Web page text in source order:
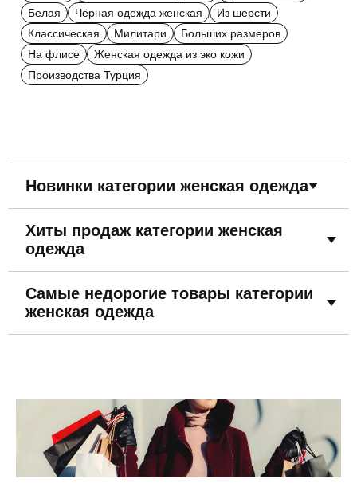
Белая
Чёрная одежда женская
Из шерсти
Классическая
Милитари
Больших размеров
На флисе
Женская одежда из эко кожи
Производства Турция
Новинки категории женская одежда
Хиты продаж категории женская
одежда
Самые недорогие товары категории
женская одежда